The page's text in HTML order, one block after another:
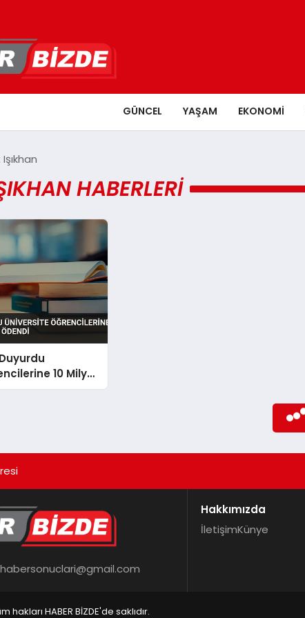
GÜNCEL YAŞAM EKONOMI
HABERLERI
10 Milyar
habersonuclari@gmail.com
Hakkımızda
İletişimKünye
HABER BİZDE'de saklıdır.